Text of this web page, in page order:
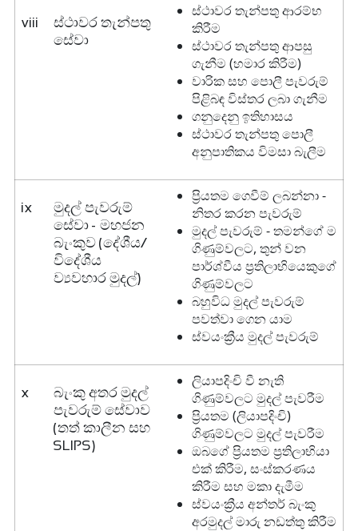
viii
ස්ථාවර තැන්පතු
සේවා
ස්ථාවර තැන්පතු ආරම්භ
කිරීම
ස්ථාවර තැන්පතු ආපසු
ගැනීම (හමාර කිරීම)
වාරික සහ පොලී පැවරුම්
පිළිබඳ විස්තර ලබා ගැනීම
ගනුදෙනු ඉතිහාසය
ස්ථාවර තැන්පතු පොලී
අනුපාතිකය විමසා බැලීම
ix
මුදල් පැවරුම්
සේවා - මහජන
බැංකුව (දේශීය/
විදේශීය
ව්‍යවහාර මුදල්)
ප්‍රියතම ගෙවීම් ලබන්නා -
නිතර කරන පැවරුම්
මුදල් පැවරුම් - තමන්ගේ ම
ගිණුම්වලට, තුන් වන
පාර්ශ්වීය ප්‍රතිලාභියෙකුගේ
ගිණුම්වලට
බහුවිධ මුදල් පැවරුම්
පවත්වා ගෙන යාම
ස්වයංක්‍රීය මුදල් පැවරුම්
x
බැංකු අතර මුදල්
පැවරුම් සේවාව
(තත් කාලීන සහ
SLIPS)
ලියාපදිංචි වී නැති
ගිණුම්වලට මුදල් පැවරීම
ප්‍රියතම (ලියාපදිංචි)
ගිණුම්වලට මුදල් පැවරීම
ඔබගේ ප්‍රියතම ප්‍රතිලාභියා
එක් කිරීම, සංස්කරණය
කිරීම සහ මකා දැමීම
ස්වයංක්‍රීය අන්තර් බැංකු
අරමුදල් මාරු නඩත්තු කිරීම